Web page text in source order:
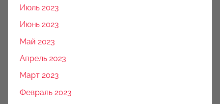
Июль 2023
Июнь 2023
Май 2023
Апрель 2023
Март 2023
Февраль 2023